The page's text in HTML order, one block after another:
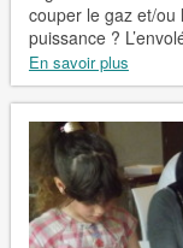
couper le gaz et/ou
puissance ?
En savoir plus